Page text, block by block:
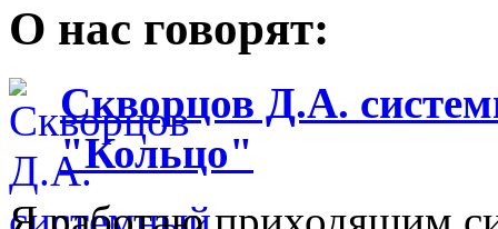
О нас говорят:
Скворцов Д.А.
"Кольцо"